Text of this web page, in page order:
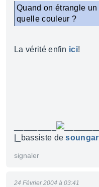
Quand on étrangle
quelle couleur ?
La vérité enfin ici!
|_bassiste de
signaler
24 Février 2004 à 03:41